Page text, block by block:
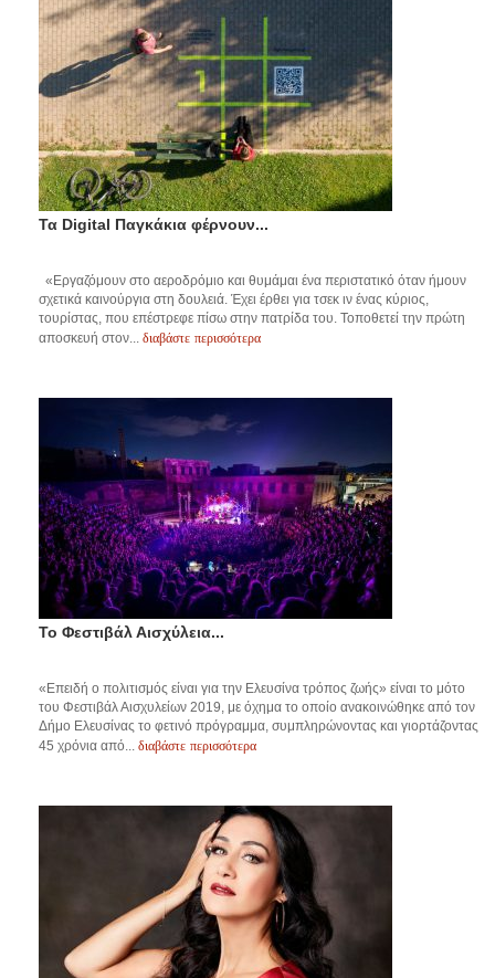
Τα Digital Παγκάκια φέρνουν...
«Εργαζόμουν στο αεροδρόμιο και θυμάμαι ένα περιστατικό όταν ήμουν
σχετικά καινούργια στη δουλειά. Έχει έρθει για τσεκ ιν ένας κύριος,
τουρίστας, που επέστρεφε πίσω στην πατρίδα του. Τοποθετεί την πρώτη
αποσκευή στον... διαβάστε περισσότερα
Το Φεστιβάλ Αισχύλεια...
«Επειδή ο πολιτισμός είναι για την Ελευσίνα τρόπος ζωής» είναι το μότο
του Φεστιβάλ Αισχυλείων 2019, με όχημα το οποίο ανακοινώθηκε από τον
Δήμο Ελευσίνας το φετινό πρόγραμμα, συμπληρώνοντας και γιορτάζοντας
45 χρόνια από... διαβάστε περισσότερα